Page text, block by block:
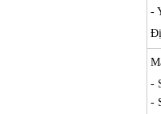
-
-
-